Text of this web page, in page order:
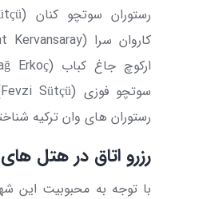
رستوران سوتچو کنان (
کاروان سرا (Kervansaray
ارکوچ جاغ کباب (Erkoç
سوتچو فوزی (Sütçü
Fevzi
رستوران های وان ترکیه
رزرو اتاق در هتل
با توجه به محبوبیت این